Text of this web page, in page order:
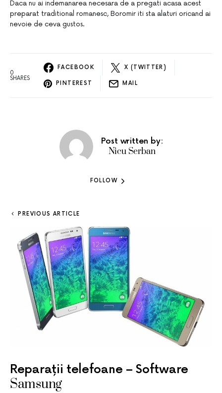
Daca nu ai indemanarea necesara de a pregati acasa acest
preparat traditional romanesc, Boromir iti sta alaturi oricand ai
nevoie de ceva gustos.
0
SHARES
FACEBOOK X (TWITTER)
PINTEREST MAIL
Post written by:
Nicu Serban
FOLLOW
PREVIOUS ARTICLE
Reparații telefoane – Software
Samsung